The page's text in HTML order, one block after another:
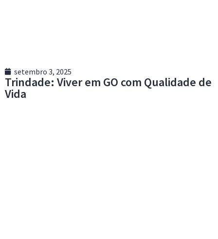
setembro 3, 2025
Trindade: Viver em GO com Qualidade de
Vida